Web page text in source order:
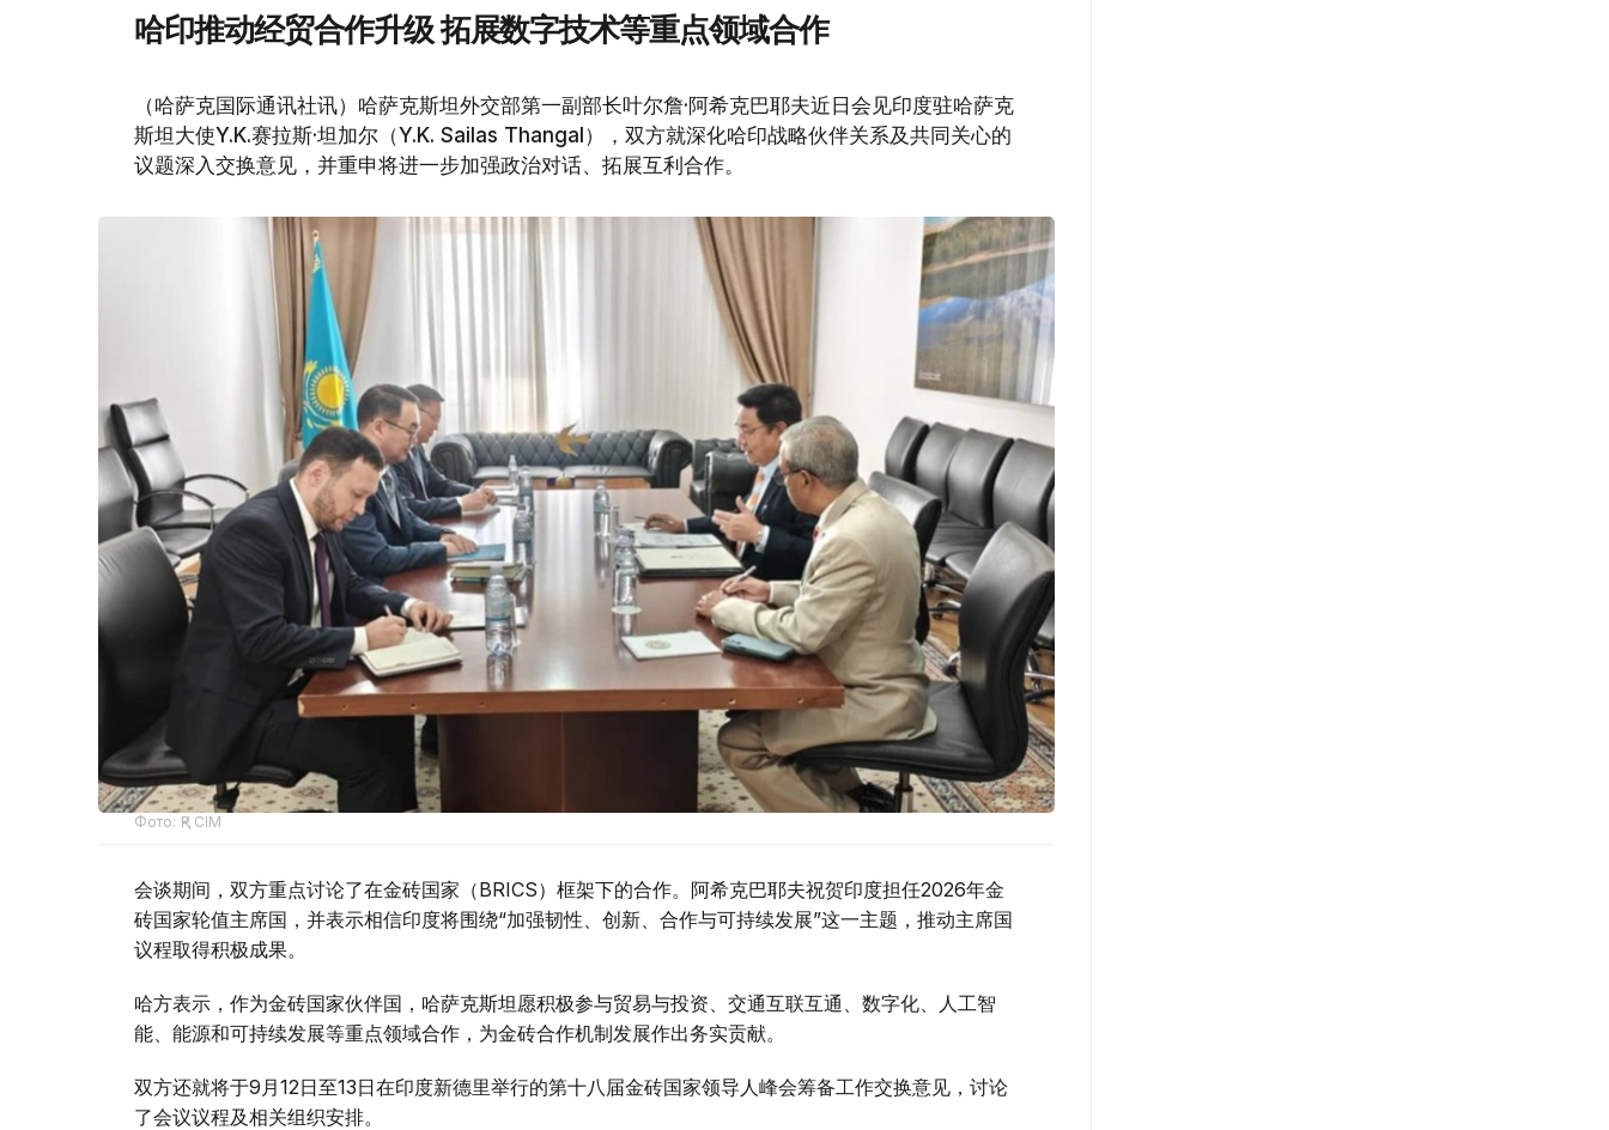
哈印推动经贸合作升级 拓展数字技术等重点领域合作
（哈萨克国际通讯社讯）哈萨克斯坦外交部第一副部长叶尔詹·阿希克巴耶夫近日会见印度驻哈萨克
斯坦大使Y.K.赛拉斯·坦加尔（Y.K. Sailas Thangal），双方就深化哈印战略伙伴关系及共同关心的
议题深入交换意见，并重申将进一步加强政治对话、拓展互利合作。
Фото: ҚР СІМ
会谈期间，双方重点讨论了在金砖国家（BRICS）框架下的合作。阿希克巴耶夫祝贺印度担任2026年金
砖国家轮值主席国，并表示相信印度将围绕“加强韧性、创新、合作与可持续发展”这一主题，推动主席国
议程取得积极成果。
哈方表示，作为金砖国家伙伴国，哈萨克斯坦愿积极参与贸易与投资、交通互联互通、数字化、人工智
能、能源和可持续发展等重点领域合作，为金砖合作机制发展作出务实贡献。
双方还就将于9月12日至13日在印度新德里举行的第十八届金砖国家领导人峰会筹备工作交换意见，讨论
了会议议程及相关组织安排。